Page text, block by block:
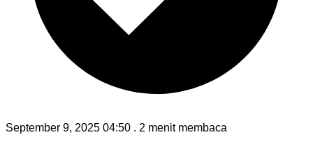
September 9, 2025 04:50 . 2 menit membaca